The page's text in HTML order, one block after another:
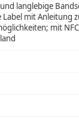
langlebige
Label mit Anleitung
mit